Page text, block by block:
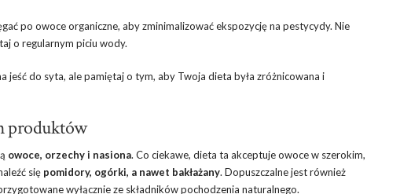
po owoce organiczne, aby zminimalizować ekspozycję na pestycydy. Nie
o regularnym piciu wody.
jeść do syta, ale pamiętaj o tym, aby Twoja dieta była zróżnicowana i
produktów
owoce, orzechy i nasiona. Co ciekawe, dieta ta akceptuje owoce w szerokim,
się pomidory, ogórki, a nawet bakłażany. Dopuszczalne jest również
wyłącznie ze składników pochodzenia naturalnego.